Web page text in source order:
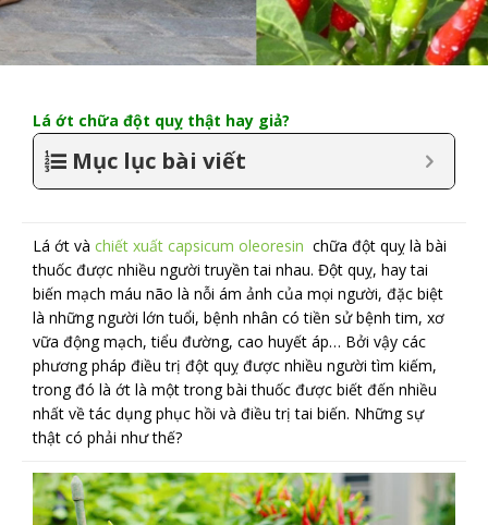
Lá ớt chữa đột quỵ thật hay giả?
Mục lục bài viết
Lá ớt và chiết xuất capsicum oleoresin chữa đột quỵ là bài
thuốc được nhiều người truyền tai nhau. Đột quỵ, hay tai
biến mạch máu não là nỗi ám ảnh của mọi người, đặc biệt
là những người lớn tuổi, bệnh nhân có tiền sử bệnh tim, xơ
vữa động mạch, tiểu đường, cao huyết áp… Bởi vậy các
phương pháp điều trị đột quỵ được nhiều người tìm kiếm,
trong đó là ớt là một trong bài thuốc được biết đến nhiều
nhất về tác dụng phục hồi và điều trị tai biến. Những sự
thật có phải như thế?